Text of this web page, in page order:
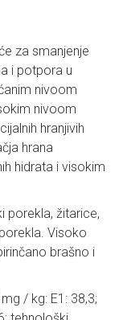
za smanjenje
i potpora u
nivoom
nivoom
hranjivih
hrana
hidrata i visokim
porekla, žitarice,
Visoko
brašno i
/ kg: E1: 38,3;